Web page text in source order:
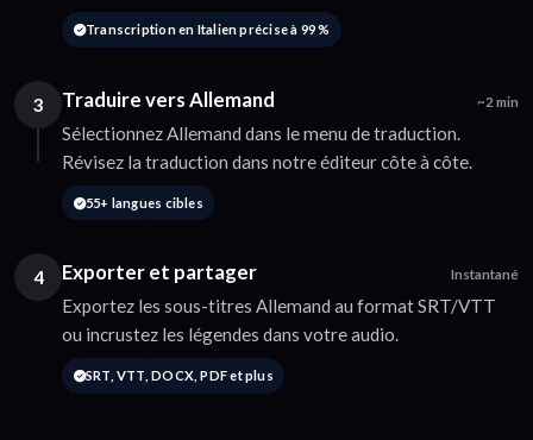
Transcription en Italien précise à 99 %
3 Traduire vers Allemand ~2 min
Sélectionnez Allemand dans le menu de traduction.
Révisez la traduction dans notre éditeur côte à côte.
55+ langues cibles
4 Exporter et partager Instantané
Exportez les sous-titres Allemand au format SRT/VTT
ou incrustez les légendes dans votre audio.
SRT, VTT, DOCX, PDF et plus